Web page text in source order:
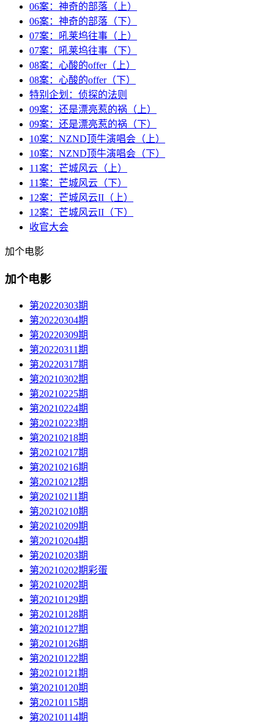
06案：神奇的部落（上）
06案：神奇的部落（下）
07案：吼莱坞往事（上）
07案：吼莱坞往事（下）
08案：心酸的offer（上）
08案：心酸的offer（下）
特别企划：侦探的法则
09案：还是漂亮惹的祸（上）
09案：还是漂亮惹的祸（下）
10案：NZND顶牛演唱会（上）
10案：NZND顶牛演唱会（下）
11案：芒城风云（上）
11案：芒城风云（下）
12案：芒城风云II（上）
12案：芒城风云II（下）
收官大会
加个电影
加个电影
第20220303期
第20220304期
第20220309期
第20220311期
第20220317期
第20210302期
第20210225期
第20210224期
第20210223期
第20210218期
第20210217期
第20210216期
第20210212期
第20210211期
第20210210期
第20210209期
第20210204期
第20210203期
第20210202期彩蛋
第20210202期
第20210129期
第20210128期
第20210127期
第20210126期
第20210122期
第20210121期
第20210120期
第20210115期
第20210114期